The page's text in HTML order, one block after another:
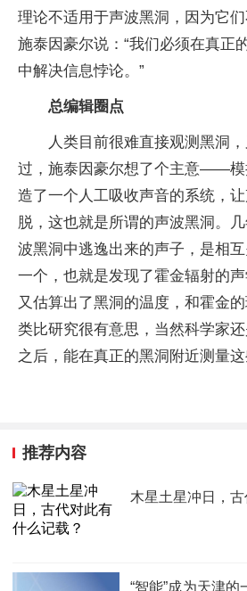
理论不适用于声波黑洞，因为它们
施泰因豪尔说：“我们必须在真正
中解决信息悖论。”
总编辑圈点
人类目前很难直接观测黑洞
过，施泰因豪尔想了个主意——模
造了一个人工吸收声音的系统，
脱，这也就是所谓的声波黑洞。
波黑洞中逃逸出来的声子，是相
一个，也就是发现了霍金辐射的
又估算出了黑洞的温度，和霍金的
类比研究很有意思，当然科学家
之后，能在真正的黑洞附近测量这
推荐内容
木星土星冲日，
“智能”成为天津